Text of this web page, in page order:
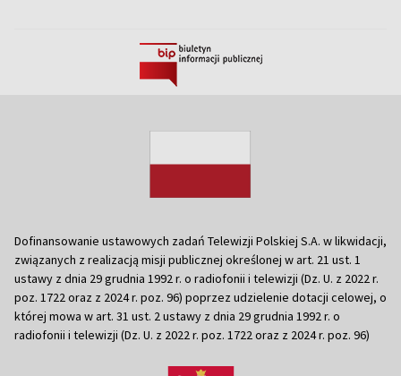
Dofinansowanie ustawowych zadań Telewizji Polskiej S.A. w likwidacji,
związanych z realizacją misji publicznej określonej w art. 21 ust. 1
ustawy z dnia 29 grudnia 1992 r. o radiofonii i telewizji (Dz. U. z 2022 r.
poz. 1722 oraz z 2024 r. poz. 96) poprzez udzielenie dotacji celowej, o
której mowa w art. 31 ust. 2 ustawy z dnia 29 grudnia 1992 r. o
radiofonii i telewizji (Dz. U. z 2022 r. poz. 1722 oraz z 2024 r. poz. 96)